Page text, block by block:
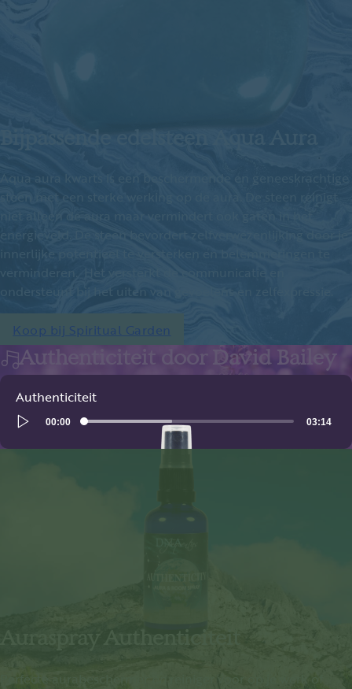
Koop bij Spiritual Garden
Authenticiteit door David Bailey
Authenticiteit
Audio
Player
00:00 03:14
Perfecte aurabeschermer